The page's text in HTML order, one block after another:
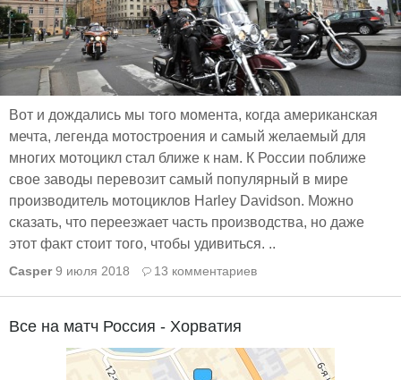
Вот и дождались мы того момента, когда американская
мечта, легенда мотостроения и самый желаемый для
многих мотоцикл стал ближе к нам. К России поближе
свое заводы перевозит самый популярный в мире
производитель мотоциклов Harley Davidson. Можно
сказать, что переезжает часть производства, но даже
этот факт стоит того, чтобы удивиться. ..
Casper9 июля 2018 13 комментариев
Все на матч Россия - Хорватия